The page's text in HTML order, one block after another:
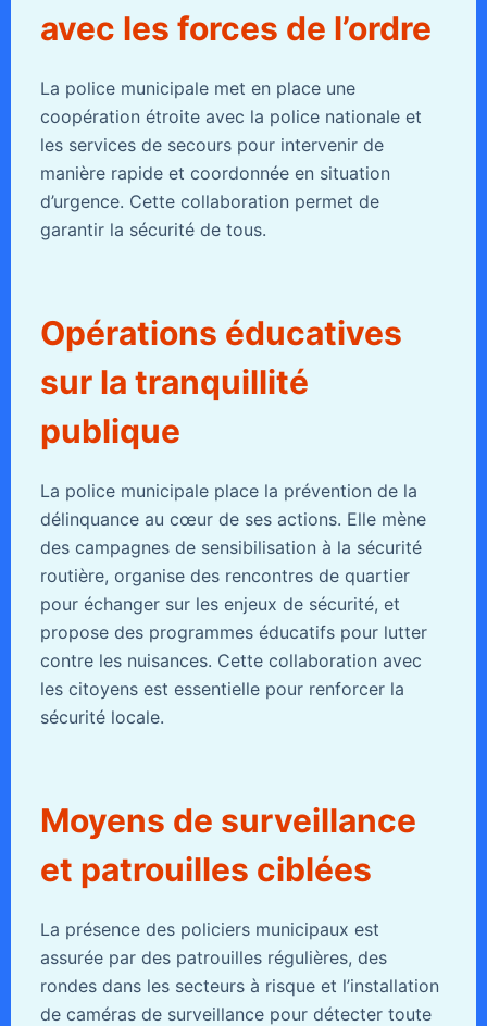
avec les forces de l’ordre
La police municipale met en place une
coopération étroite avec la police nationale et
les services de secours pour intervenir de
manière rapide et coordonnée en situation
d’urgence. Cette collaboration permet de
garantir la sécurité de tous.
Opérations éducatives
sur la tranquillité
publique
La police municipale place la prévention de la
délinquance au cœur de ses actions. Elle mène
des campagnes de sensibilisation à la sécurité
routière, organise des rencontres de quartier
pour échanger sur les enjeux de sécurité, et
propose des programmes éducatifs pour lutter
contre les nuisances. Cette collaboration avec
les citoyens est essentielle pour renforcer la
sécurité locale.
Moyens de surveillance
et patrouilles ciblées
La présence des policiers municipaux est
assurée par des patrouilles régulières, des
rondes dans les secteurs à risque et l’installation
de caméras de surveillance pour détecter toute